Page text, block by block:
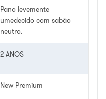
Pano levemente
umedecido com sabão
neutro.
2 ANOS
New Premium